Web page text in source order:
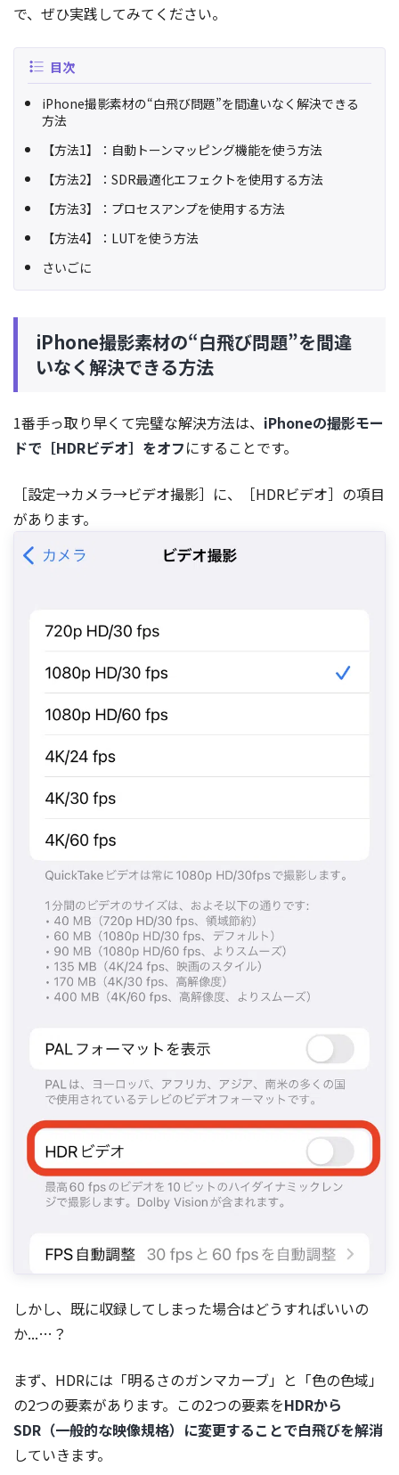
で、ぜひ実践してみてください。
目次
iPhone撮影素材の“白飛び問題”を間違いなく解決できる
方法
【方法1】：自動トーンマッピング機能を使う方法
【方法2】：SDR最適化エフェクトを使用する方法
【方法3】：プロセスアンプを使用する方法
【方法4】：LUTを使う方法
さいごに
iPhone撮影素材の“白飛び問題”を間違
いなく解決できる方法
1番手っ取り早くて完璧な解決方法は、 iPhoneの撮影モー
ドで［HDRビデオ］をオフにすることです。
［設定→カメラ→ビデオ撮影］に、［HDRビデオ］の項目
があります。
しかし、既に収録してしまった場合はどうすればいいの
か...…？
まず、HDRには「明るさのガンマカーブ」と「色の色域」
の2つの要素があります。この2つの要素をHDRから
SDR（一般的な映像規格）に変更することで白飛びを解消
していきます。